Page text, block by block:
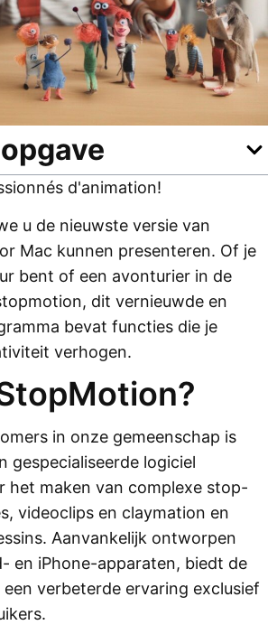
d'animation!
u de nieuwste versie van
Mac kunnen presenteren. Of je
bent of een avonturier in de
dit vernieuwde en
bevat functies die je
verhogen.
in onze gemeenschap is
gespecialiseerde logiciel
het maken van complexe stop-
videoclips en claymation en
Aanvankelijk ontworpen
en iPhone-apparaten, biedt de
verbeterde ervaring exclusief